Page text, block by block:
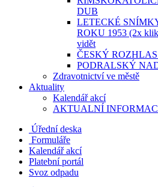
DUB
LETECKÉ
ROKU 1953 (2x
vidět
ČESKÝ ROZHLAS
PODRALSKÝ
Zdravotnictví ve městě
Aktuality
Kalendář akcí
AKTUALNÍ
Úřední deska
Formuláře
Kalendář akcí
Platební portál
Svoz odpadu